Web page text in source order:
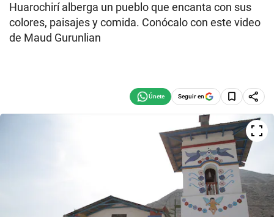
Huarochirí alberga un pueblo que encanta con sus
colores, paisajes y comida. Conócalo con este video
de Maud Gurunlian
Seguir en